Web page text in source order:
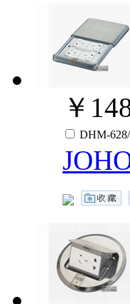
￥
DHM-